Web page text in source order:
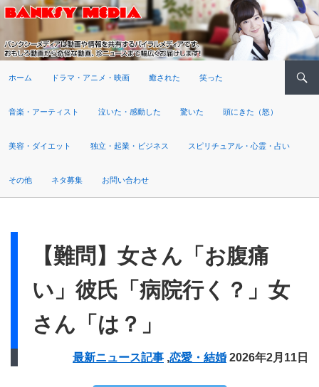
ホーム ドラマ・アニメ・映画 癒された 笑った
音楽・アーティスト 泣いた・感動した 驚いた 頭にきた（怒）
美容・ダイエット 独立・起業・ビジネス スピリチュアル・心霊・占い
その他 ネタ募集 お問い合わせ
【難問】女さん「お腹痛
い」彼氏「病院行く？」女
さん「は？」
最新ニュース記事 ,恋愛・結婚 2026年2月11日